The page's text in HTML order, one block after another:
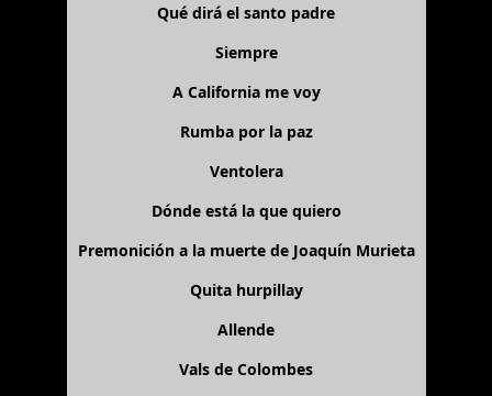
Qué dirá el santo padre
Siempre
A California me voy
Rumba por la paz
Ventolera
Dónde está la que quiero
Premonición a la muerte de Joaquín Murieta
Quita hurpillay
Allende
Vals de Colombes